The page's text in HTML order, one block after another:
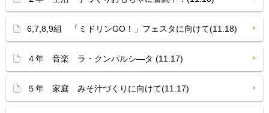
6,7,8,9組 「ミドリンGO！」フェスタに向けて(11.18)
４年 音楽 ラ・クンパルシ—タ (11.17)
５年 家庭 みそ汁づくりに向けて(11.17)